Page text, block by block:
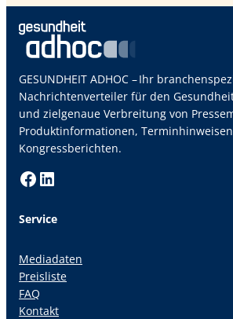
GESUNDHEIT ADHOC – Ihr
Nachrichtenverteiler für den
und zielgenaue Verbreitung von
Produktinformationen,
Kongressberichten.
Facebook LinkedIn
Service
Mediadaten
Preisliste
FAQ
Kontakt